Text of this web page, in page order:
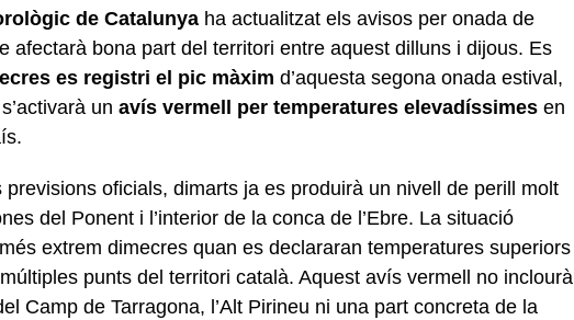
de Catalunya ha actualitzat els avisos per onada de
afectarà bona part del territori entre aquest dilluns i dijous. Es
es registri el pic màxim d’aquesta segona onada estival,
un avís vermell per temperatures elevadíssimes en
previsions oficials, dimarts ja es produirà un nivell de perill molt
del Ponent i l’interior de la conca de l’Ebre. La situació
extrem dimecres quan es declararan temperatures superiors
punts del territori català. Aquest avís vermell no inclourà
Camp de Tarragona, l’Alt Pirineu ni una part concreta de la